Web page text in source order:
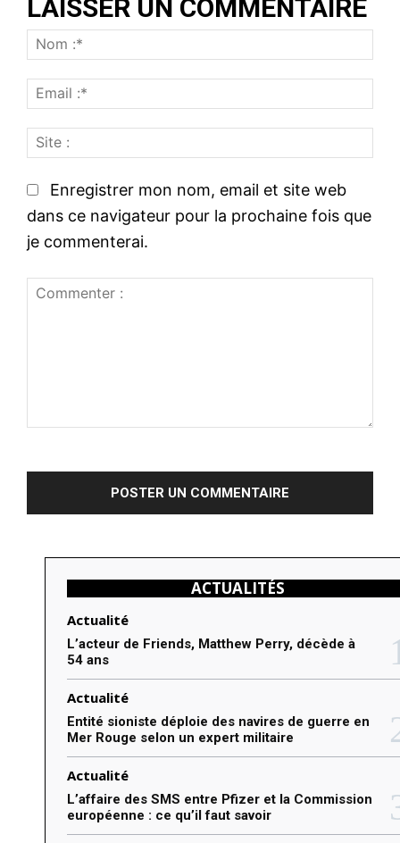
LAISSER UN COMMENTAIRE
m
o
:m
ii
Enregistrer mon nom, email et site web
dans ce navigateur pour la prochaine fois que
je commenterai.
ACTUALITÉS
Actualité
L’acteur de Friends, Matthew Perry, décède à
54 ans
Actualité
Entité sioniste déploie des navires de guerre en
Mer Rouge selon un expert militaire
Actualité
L’affaire des SMS entre Pfizer et la Commission
européenne : ce qu’il faut savoir